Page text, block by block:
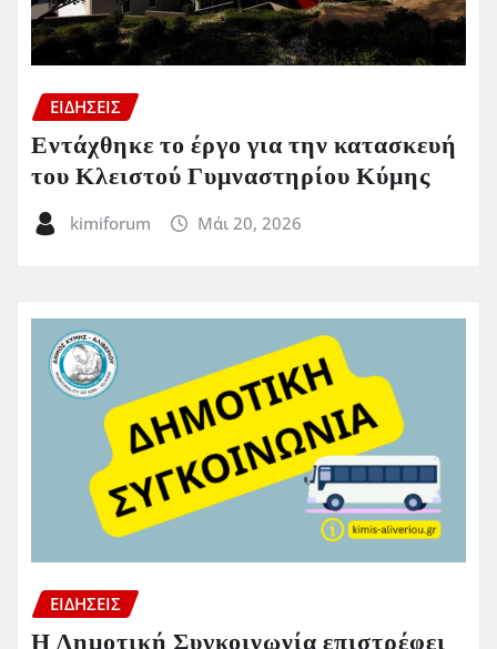
ΕΙΔΗΣΕΙΣ
Εντάχθηκε το έργο για την κατασκευή
του Κλειστού Γυμναστηρίου Κύμης
kimiforum Μάι 20, 2026
ΕΙΔΗΣΕΙΣ